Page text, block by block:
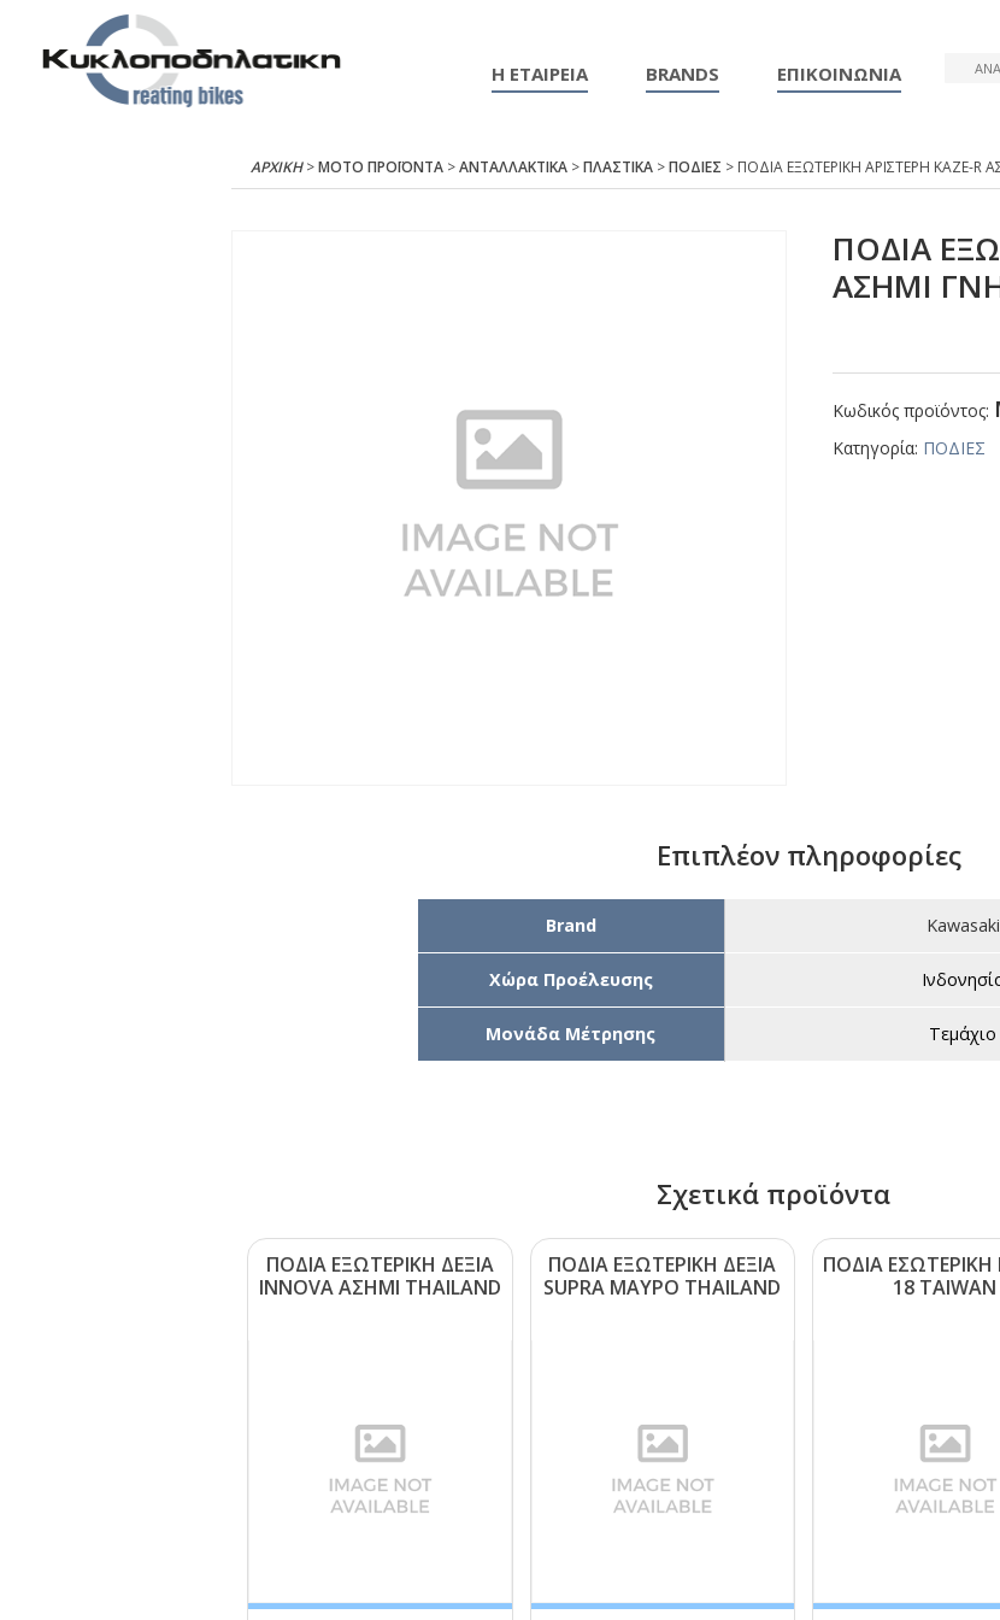
Η ΕΤΑΙΡΕΙΑ BRANDS ΕΠΙΚΟΙΝΩΝΙΑ
ΑΡΧΙΚΉ>ΜΟΤΟ ΠΡΟΪΟΝΤΑ>ΑΝΤΑΛΛΑΚΤΙΚΑ>ΠΛΑΣΤΙΚΑ>ΠΟΔΙΕΣ > ΠΟΔΙΑ ΕΞΩΤΕΡΙΚΗ ΑΡΙΣΤΕΡΗ ΚΑΖΕ-R
ΠΟΔΙΑ
ΑΣΗΜΙ
Κωδικός προϊόντος:
Κατηγορία: ΠΟΔΙΕΣ
Επιπλέον πληροφορίες
Brand Kawasaki
Χώρα Προέλευσης
Μονάδα Μέτρησης Τεμάχιο
Σχετικά προϊόντα
ΠΟΔΙΑ ΕΞΩΤΕΡΙΚΗ ΔΕΞΙΑ
ΙΝΝΟVΑ ΑΣΗΜΙ ΤΗΑΙLΑΝD
ΠΟΔΙΑ ΕΞΩΤΕΡΙΚΗ ΔΕΞΙΑ
SUΡRΑ ΜΑΥΡΟ ΤΗΑΙLΑΝD
ΠΟΔΙΑ ΕΣΩΤΕΡΙΚΗ
18 ΤΑΙWΑΝ